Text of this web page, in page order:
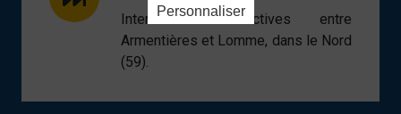
Interventions réactives entre
Armentières et Lomme, dans le Nord
(59).
Personnaliser